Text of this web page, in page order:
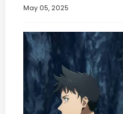
May 05, 2025